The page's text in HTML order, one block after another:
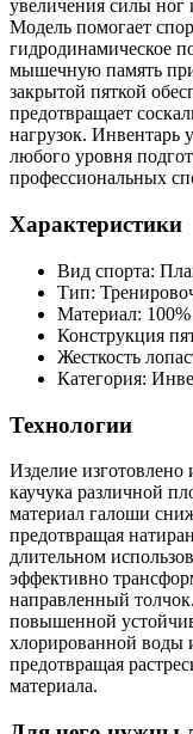
увеличения силы
Модель помогает
гидродинамическое
мышечную память
закрытой пяткой
предотвращает
нагрузок. Инвентарь
любого уровня
профессиональных
Характеристики
Вид спорта:
Тип:
Материал:
Конструкция
Жесткость
Категория:
Технологии
Изделие изготовлено
каучука различной
материал галоши
предотвращая
длительном
эффективно
направленный
повышенной
хлорированной воды
предотвращая
материала.